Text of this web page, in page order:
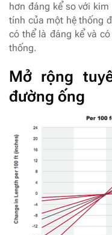
hơn đáng kể so với
tính của một hệ thống
có thể là đáng kể và
thống.
Mở rộng
đường ống